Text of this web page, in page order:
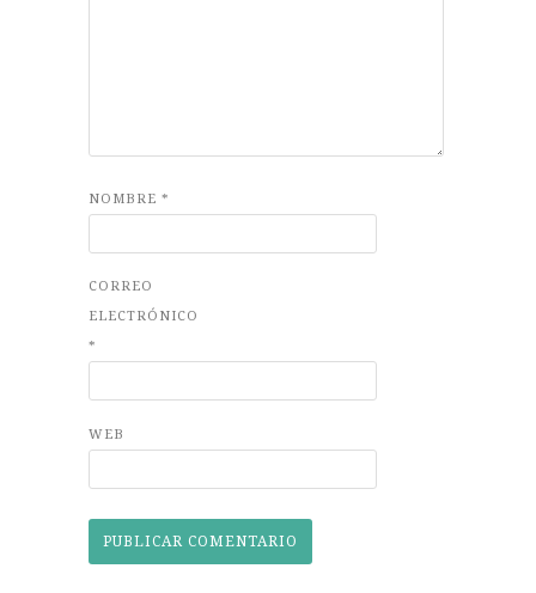
NOMBRE *
CORREO
ELECTRÓNICO
*
WEB